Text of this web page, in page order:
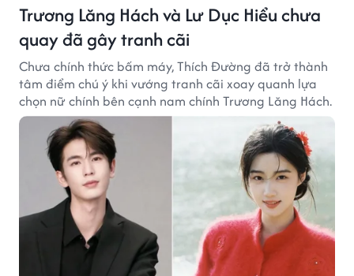
Trương Lăng Hách và Lư Dục Hiểu chưa
quay đã gây tranh cãi
Chưa chính thức bấm máy, Thích Đường đã trở thành
tâm điểm chú ý khi vướng tranh cãi xoay quanh lựa
chọn nữ chính bên cạnh nam chính Trương Lăng Hách.